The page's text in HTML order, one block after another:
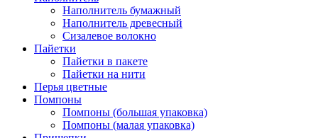
Наполнитель бумажный
Наполнитель древесный
Сизалевое волокно
Пайетки
Пайетки в пакете
Пайетки на нити
Перья цветные
Помпоны
Помпоны (большая упаковка)
Помпоны (малая упаковка)